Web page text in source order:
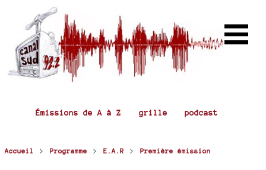
Émissions de A à Z grille podcast
Accueil > Programme > E.A.R > Première émission